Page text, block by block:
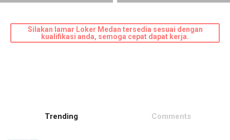
Silakan lamar Loker Medan tersedia sesuai dengan
kualifikasi anda, semoga cepat dapat kerja.
Trending Comments